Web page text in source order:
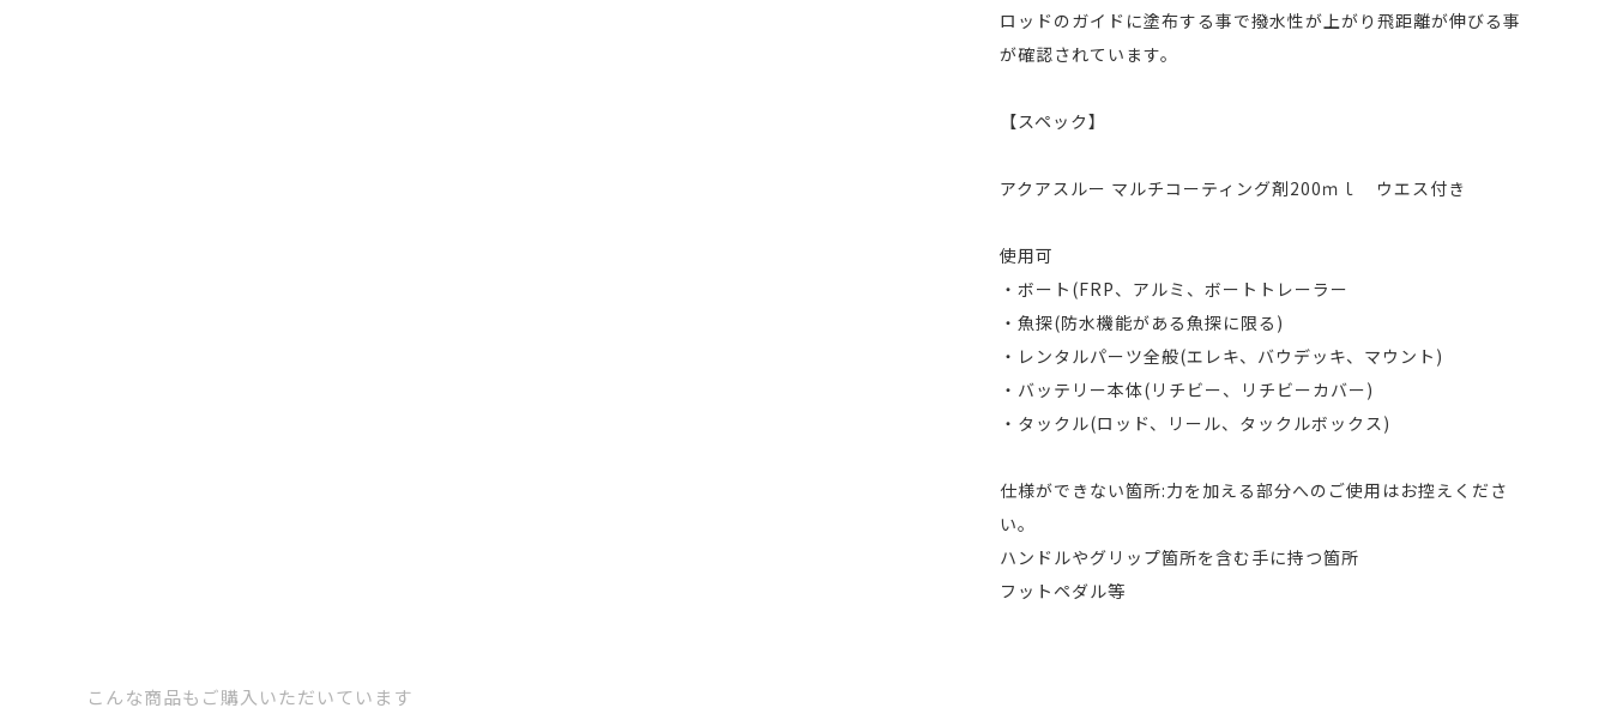
ロッドのガイドに塗布する事で撥水性が上がり飛距離が伸びる事
が確認されています。
【スペック】
アクアスルー マルチコーティング剤200ｍｌ ウエス付き
使用可
・ボート(FRP、アルミ、ボートトレーラー
・魚探(防水機能がある魚探に限る)
・レンタルパーツ全般(エレキ、バウデッキ、マウント)
・バッテリー本体(リチビー、リチビーカバー)
・タックル(ロッド、リール、タックルボックス)
仕様ができない箇所:力を加える部分へのご使用はお控えくださ
い。
ハンドルやグリップ箇所を含む手に持つ箇所
フットペダル等
こんな商品もご購入いただいています